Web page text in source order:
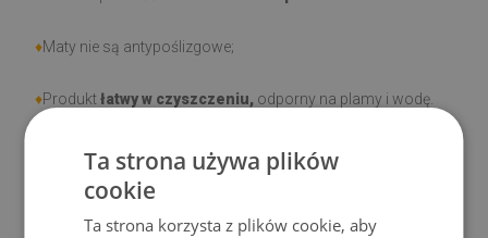
♦Maty nie są antypoślizgowe;
♦Produktłatwy w czyszczeniu, odporny na plamy i wodę.
Prosimy pamiętać, że uszkodzenia powstałe przy
użytkowaniu wynikające z upływu czasu (np. przetarcia) nie
Ta strona używa plików
cookie
Ta strona korzysta z plików cookie, aby